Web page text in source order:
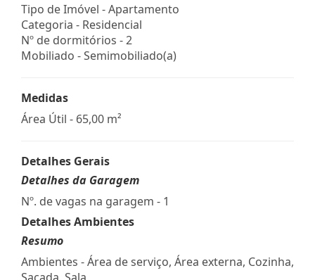
Tipo de Imóvel - Apartamento
Categoria - Residencial
Nº de dormitórios - 2
Mobiliado - Semimobiliado(a)
Medidas
Área Útil - 65,00 m²
Detalhes Gerais
Detalhes da Garagem
Nº. de vagas na garagem - 1
Detalhes Ambientes
Resumo
Ambientes - Área de serviço, Área externa, Cozinha,